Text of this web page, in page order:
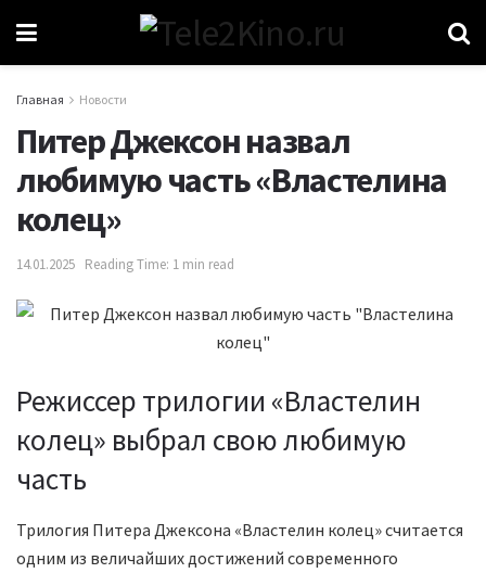
Главная Новости
Питер Джексон назвал
любимую часть «Властелина
колец»
14.01.2025 Reading Time: 1 min read
Режиссер трилогии «Властелин
колец» выбрал свою любимую
часть
Трилогия Питера Джексона «Властелин колец» считается
одним из величайших достижений современного